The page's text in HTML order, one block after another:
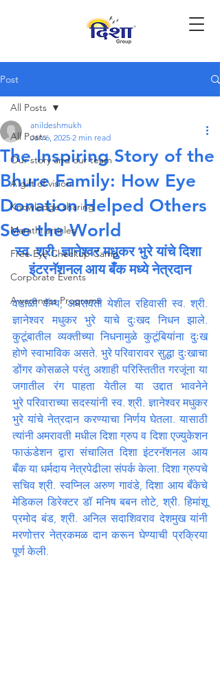
Post
All Posts
Our story and our team
A gift of vision
Knowledge sharing
Marathi articles
Free Eye Checkup Camp
Corporate Events
Awareness Programs
All Posts
The Inspiring Story of the
Bhure Family: How Eye
Donation Helped Others
See the World
anildeshmukh
Jan 6, 2025 2 min read
स्व. श्री. ज्ञानेश्वर मधुकर भुरे यांचे दिशा
इंटरनॅशनल आय बँक मध्ये नेत्रदान
वडाळी कॅम्प, अमरावती येशील रहिवासी स्व. श्री.
ज्ञानेश्वर मधुकर भुरे याचे दुःखद निधन झाले.
कुटूंबातील व्यक्तीच्या निधनामुळे कुटूंबियांना दुःख
होणे स्वाभाविक असते. भुरे परिवारावर सुद्धा दुःखाचा
डोंगर कोसळले परंतु अशाही परिस्तितीत गरजूंना या
जगातील रंग पाहता येतील या उद्दात भावनेने
भुरे परिवाराच्या सदस्यांनी स्व. श्री. ज्ञानेश्वर मधुकर
भुरे यांचे नेत्रदान करण्याचा निर्णय घेतला. यासाठी
त्यांनी अमरावती मधील दिशा ग्रुप व दिशा एज्युकेशन
फाऊंडेशन द्वारा संचालित दिशा इंटरनॅशनल आय
बँक या धर्मदाय नेत्रपेढीला संपर्क केला. दिशा ग्रुपचे
सचिव श्री. स्वप्निल अरुण गावंडे, दिशा आय बँकेचे
मेडिकल डिरेक्टर डॉ मनिष बबन तोटे, श्री. हिमांशू
प्रमोद बंड, श्री. अनिल सदाशिवराव देशमुख यांनी
मरणोत्तर नेत्रकमळ दान करून घेण्याची प्रक्रिया
पूर्ण केली.